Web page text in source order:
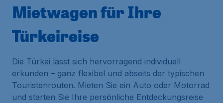
Mietwagen für Ihre
Türkeireise
Die Türkei lässt sich hervorragend individuell
erkunden – ganz flexibel und abseits der typischen
Touristenrouten. Mieten Sie ein Auto oder Motorrad
und starten Sie Ihre persönliche Entdeckungsreise